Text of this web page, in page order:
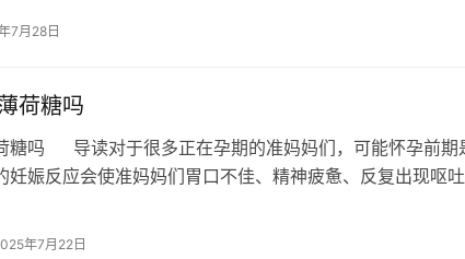
7月28日
荷糖吗
糖吗 导读​对于很多正在孕期的准妈妈们，可能怀孕前期
妊娠反应会使准妈妈们胃口不佳、精神疲惫、反复出现呕吐
年7月22日